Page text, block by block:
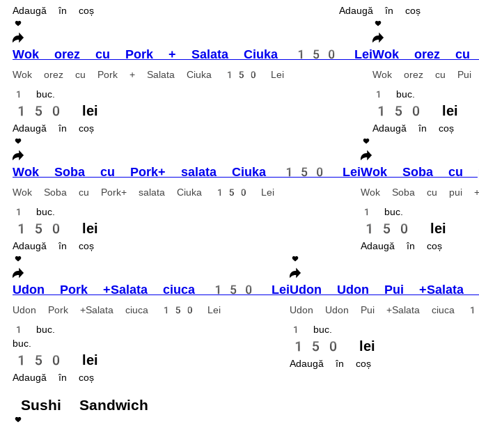
Tempura somon, Tempura Ton, Tempura unaghi
885 g.
390 lei
Adaugă în coș
Tom yum cu Creveți
350 g.
120 lei
Adaugă în coș
Set Top
Philadelphia clasic, Roll California Grill, Tempura Ton, Tempura Somon Grill
1120 g.
459 lei
Adaugă în coș
Tempura Ebi
Nori, orez, cremă de brânză, castraveți, creveți, sos unaghi, susan
149 lei
Promotii